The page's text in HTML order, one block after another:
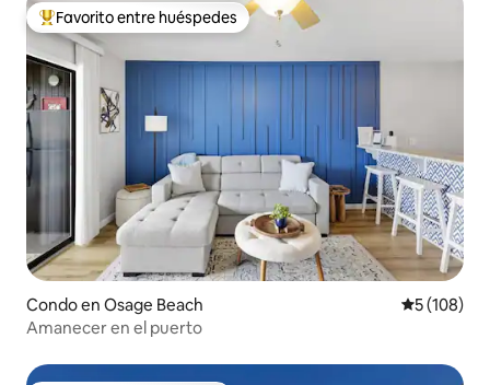
Favorito entre huéspedes preferido
Favorito entre huéspedes
Condo en Osage Beach
5 (108)
Amanecer en el puerto